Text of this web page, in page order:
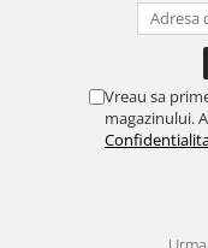
Vreau sa
magazinului.